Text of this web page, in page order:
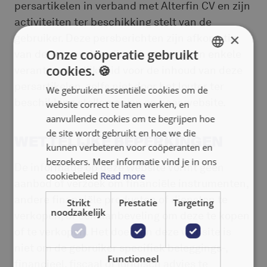
persartikelen in verband met Alterfin CV en zijn
activiteiten ter beschikking stelt van de
gebruiker. Deze persberichten zijn afkomstig
van derden en Alterfin CV neemt geen enkele
verantwoordelijkheid voor de inhoud van deze
persartikelen, zelfs niet door het louter ter
beschikking stellen ervan op haar website.
WETTELIJKE BEPERKINGEN
De informatie op deze website vormt geen
aanbod of verzoek om financiële instrumenten,
andere financiële producten of diensten te
verkopen, of een aanbeveling om deze te kopen
of te verkopen. Het doel van deze website is
niet om de gebruiker specifiek beleggings-,
financieel, fiscaal of juridisch advies te
FRANÇAIS
×
Onze coöperatie gebruikt
cookies. 🍪
We gebruiken essentiële cookies om de
website correct te laten werken, en
aanvullende cookies om te begrijpen hoe
de site wordt gebruikt en hoe we die
kunnen verbeteren voor coöperanten en
bezoekers. Meer informatie vind je in ons
cookiebeleid Read more
Strikt
noodzakelijk
Prestatie Targeting
Functioneel